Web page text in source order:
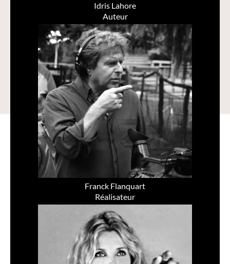
Idris Lahore
Auteur
Franck Flanquart
Réalisateur